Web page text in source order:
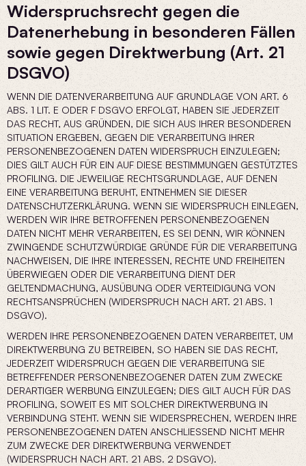
Widerspruchsrecht gegen die
Datenerhebung in besonderen Fällen
sowie gegen Direktwerbung (Art. 21
DSGVO)
WENN DIE DATENVERARBEITUNG AUF GRUNDLAGE VON ART. 6
ABS. 1 LIT. E ODER F DSGVO ERFOLGT, HABEN SIE JEDERZEIT
DAS RECHT, AUS GRÜNDEN, DIE SICH AUS IHRER BESONDEREN
SITUATION ERGEBEN, GEGEN DIE VERARBEITUNG IHRER
PERSONENBEZOGENEN DATEN WIDERSPRUCH EINZULEGEN;
DIES GILT AUCH FÜR EIN AUF DIESE BESTIMMUNGEN GESTÜTZTES
PROFILING. DIE JEWEILIGE RECHTSGRUNDLAGE, AUF DENEN
EINE VERARBEITUNG BERUHT, ENTNEHMEN SIE DIESER
DATENSCHUTZERKLÄRUNG. WENN SIE WIDERSPRUCH EINLEGEN,
WERDEN WIR IHRE BETROFFENEN PERSONENBEZOGENEN
DATEN NICHT MEHR VERARBEITEN, ES SEI DENN, WIR KÖNNEN
ZWINGENDE SCHUTZWÜRDIGE GRÜNDE FÜR DIE VERARBEITUNG
NACHWEISEN, DIE IHRE INTERESSEN, RECHTE UND FREIHEITEN
ÜBERWIEGEN ODER DIE VERARBEITUNG DIENT DER
GELTENDMACHUNG, AUSÜBUNG ODER VERTEIDIGUNG VON
RECHTSANSPRÜCHEN (WIDERSPRUCH NACH ART. 21 ABS. 1
DSGVO).
WERDEN IHRE PERSONENBEZOGENEN DATEN VERARBEITET, UM
DIREKTWERBUNG ZU BETREIBEN, SO HABEN SIE DAS RECHT,
JEDERZEIT WIDERSPRUCH GEGEN DIE VERARBEITUNG SIE
BETREFFENDER PERSONENBEZOGENER DATEN ZUM ZWECKE
DERARTIGER WERBUNG EINZULEGEN; DIES GILT AUCH FÜR DAS
PROFILING, SOWEIT ES MIT SOLCHER DIREKTWERBUNG IN
VERBINDUNG STEHT. WENN SIE WIDERSPRECHEN, WERDEN IHRE
PERSONENBEZOGENEN DATEN ANSCHLIESSEND NICHT MEHR
ZUM ZWECKE DER DIREKTWERBUNG VERWENDET
(WIDERSPRUCH NACH ART. 21 ABS. 2 DSGVO).